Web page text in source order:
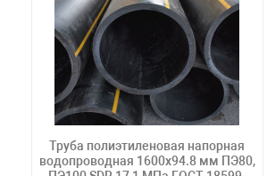
Труба полиэтиленовая напорная
водопроводная 1600х94.8 мм ПЭ80,